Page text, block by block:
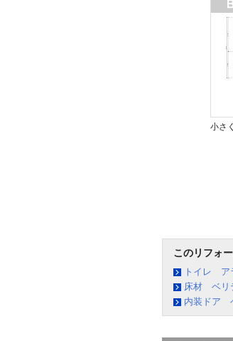
小さ
このリフォ
トイレ ア
床材 ベリ
内装ドア